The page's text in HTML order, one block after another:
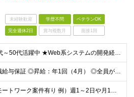
未経験歓迎 学歴不問 ベテランOK
完全週休2日 賞与複数月 面接1回
★20代～50代活躍中 ★Web系システムの開発経験3年程度ある方 (業界不問） またはチームをまとめた経験のある方（人数不問） ★学歴不問
◎前職給与保証 ◎昇給：年1回（4月） ◎全員が毎年昇給しています！ ◎決算賞与：年1回（3月）※業績に応じて決算賞与支給 ◎想定年収：540万円～880万円 ■月給：42.8万円～70万円 ※経
★リモートワーク案件有り 例）週1～2日や月1日の出社など ★転居を伴う転勤はありません ★勤務地は希望を考慮して決定 ▼下記エリアのいずれかのプロジェクト先となります 東京都、神奈川県、埼玉県、千